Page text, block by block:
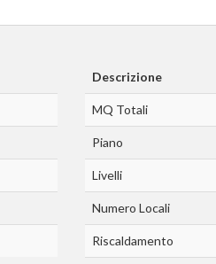
Descrizione
MQ Totali
Piano
Livelli
Numero Locali
Riscaldamento